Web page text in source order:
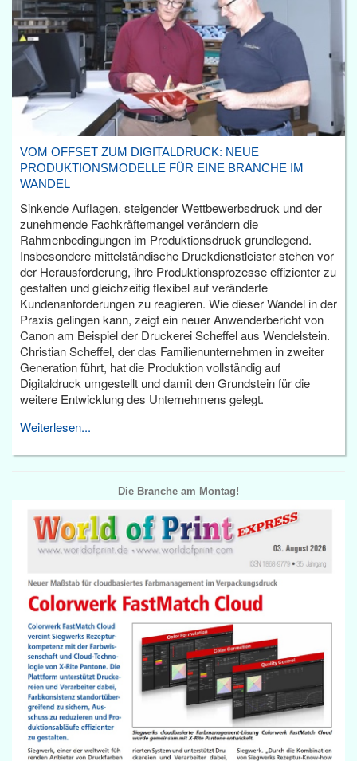
VOM OFFSET ZUM DIGITALDRUCK: NEUE
PRODUKTIONSMODELLE FÜR EINE BRANCHE IM
WANDEL
Sinkende Auflagen, steigender Wettbewerbsdruck und der
zunehmende Fachkräftemangel verändern die
Rahmenbedingungen im Produktionsdruck grundlegend.
Insbesondere mittelständische Druckdienstleister stehen vor
der Herausforderung, ihre Produktionsprozesse effizienter zu
gestalten und gleichzeitig flexibel auf veränderte
Kundenanforderungen zu reagieren. Wie dieser Wandel in der
Praxis gelingen kann, zeigt ein neuer Anwenderbericht von
Canon am Beispiel der Druckerei Scheffel aus Wendelstein.
Christian Scheffel, der das Familienunternehmen in zweiter
Generation führt, hat die Produktion vollständig auf
Digitaldruck umgestellt und damit den Grundstein für die
weitere Entwicklung des Unternehmens gelegt.
Weiterlesen...
Die Branche am Montag!